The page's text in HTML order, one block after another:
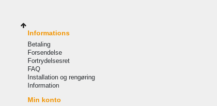
Informations
Betaling
Forsendelse
Fortrydelsesret
FAQ
Installation og rengøring
Information
Min konto